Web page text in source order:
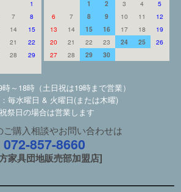
1
7
8
14
15
21
22
28
29
1
2 3 4
5
6
7 8 9 10 11
12
13
14 15 16 17 18
19
20
21 22 23 24 25
26
27
28 29 30
～18時（土日祝は19時まで営業）
毎水曜日 & 火曜日(または木曜)
祭日の場合は営業します
ご購入相談やお問い合わせは
072-857-8660
家具団地販売部加盟店]